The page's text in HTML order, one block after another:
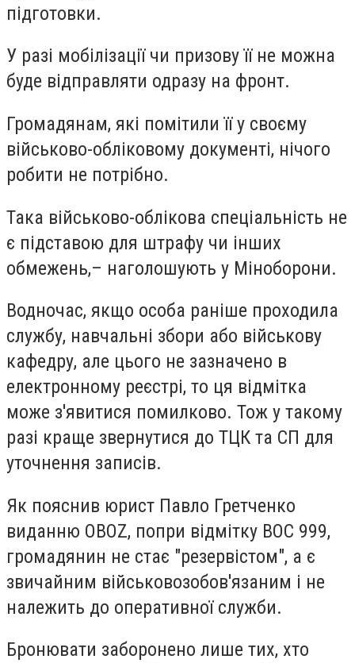
підготовки.
У разі мобілізації чи призову її не можна
буде відправляти одразу на фронт.
Громадянам, які помітили її у своєму
військово-обліковому документі, нічого
робити не потрібно.
Така військово-облікова спеціальність не
є підставою для штрафу чи інших
обмежень,– наголошують у Міноборони.
Водночас, якщо особа раніше проходила
службу, навчальні збори або військову
кафедру, але цього не зазначено в
електронному реєстрі, то ця відмітка
може з'явитися помилково. Тож у такому
разі краще звернутися до ТЦК та СП для
уточнення записів.
Як пояснив юрист Павло Гретченко
виданню OBOZ, попри відмітку ВОС 999,
громадянин не стає "резервістом", а є
звичайним військовозобов'язаним і не
належить до оперативної служби.
Бронювати заборонено лише тих, хто